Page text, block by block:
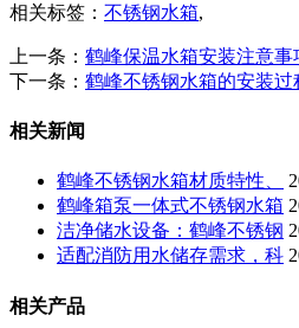
相关标签： 不锈钢水箱,
上一条： 鹤峰保温水箱安装注意事
下一条： 鹤峰不锈钢水箱的安装
相关新闻
鹤峰不锈钢水箱材质特性、
鹤峰箱泵一体式不锈钢水箱
洁净储水设备：鹤峰不锈钢
适配消防用水储存需求，科
相关产品